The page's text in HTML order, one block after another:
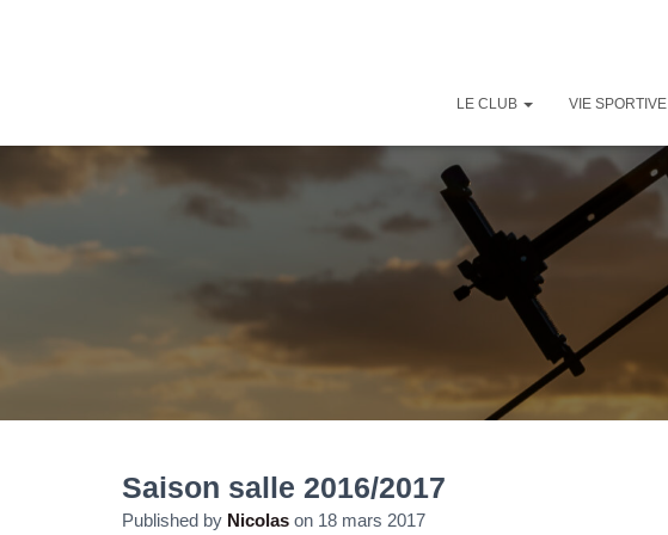
LE CLUB VIE SPORTIVE
Saison salle 2016/2017
Published by Nicolas on 18 mars 2017